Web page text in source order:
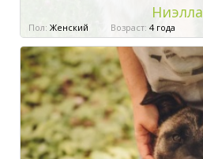
Ниэлла
Пол: Женский Возраст: 4 года